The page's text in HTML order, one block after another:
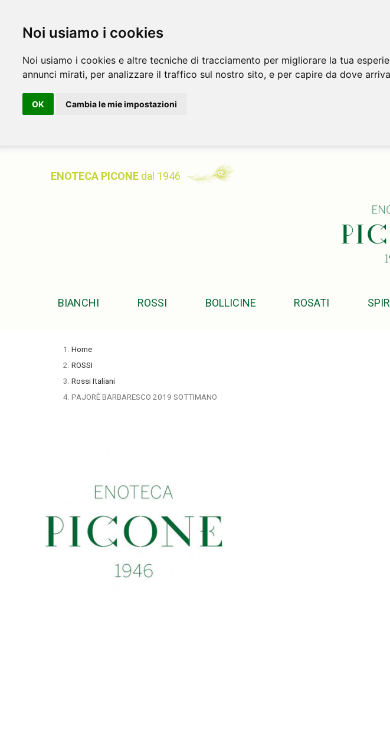
Noi usiamo i cookies
Noi usiamo i cookies e altre tecniche di tracciamento per migliorare la tua
annunci mirati, per analizzare il traffico sul nostro sito, e per capire da dove
OK Cambia le mie impostazioni
ENOTECA PICONE dal 1946
BIANCHI ROSSI BOLLICINE ROSATI
Home
ROSSI
Rossi Italiani
PAJORÈ BARBARESCO 2019 SOTTIMANO